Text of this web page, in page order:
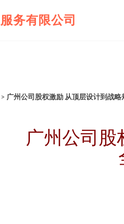
务有限公司
> 广州公司股权激励 从顶层设计到战
广州公司